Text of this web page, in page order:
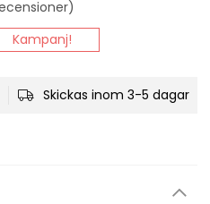
Kampanj!
Skickas inom 3-5 dagar